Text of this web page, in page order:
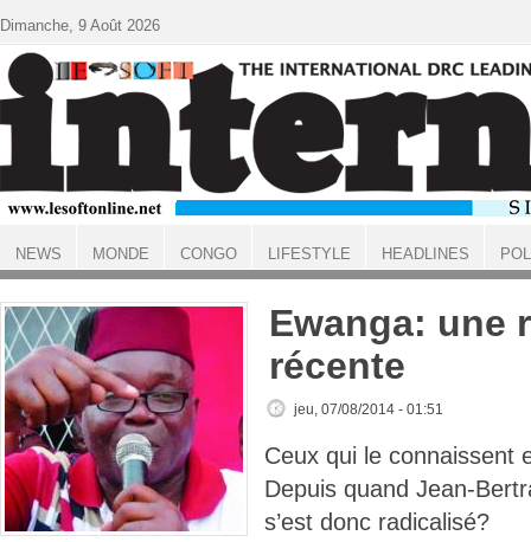
ACCUEIL
Ewanga: une
récente
jeu, 07/08/2014 - 01:51
Ceux qui le connaissent
Depuis quand Jean-
s’est donc radicalisé?
Dimanche, 9 Août 2026
NEWS MONDE CONGO LIFESTYLE HEADLINES